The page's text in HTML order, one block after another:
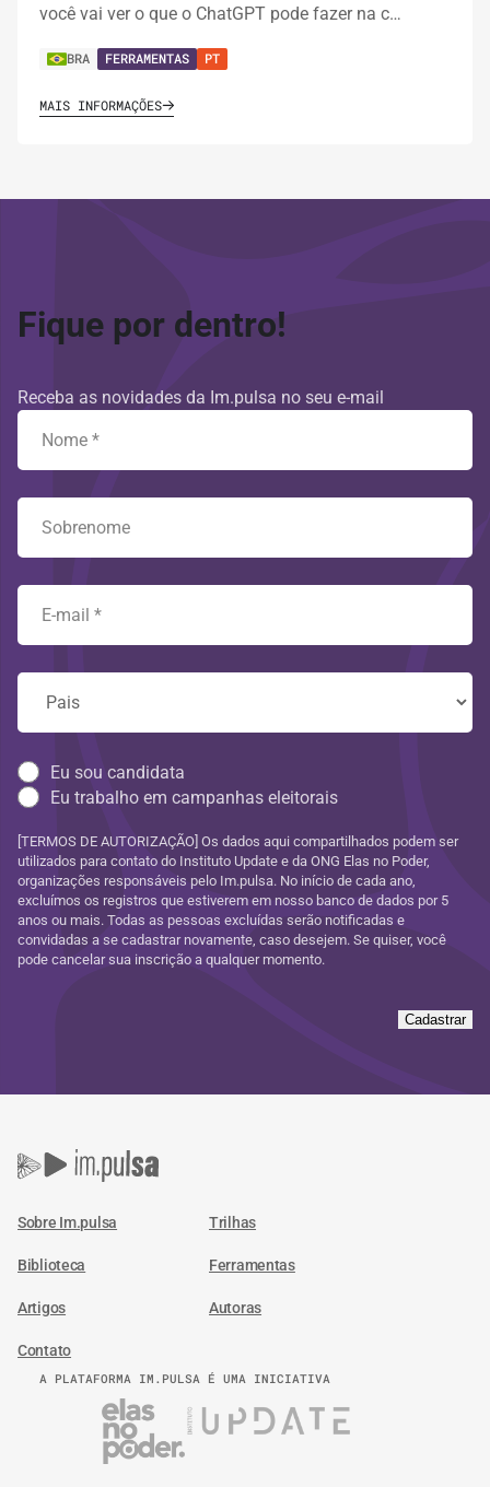
você vai ver o que o ChatGPT pode fazer na c…
BRA FERRAMENTAS PT
MAIS INFORMAÇÕES
Fique por dentro!
Receba as novidades da Im.pulsa no seu e-mail
Eu sou candidata
Eu trabalho em campanhas eleitorais
[TERMOS DE AUTORIZAÇÃO] Os dados aqui compartilhados podem ser
utilizados para contato do Instituto Update e da ONG Elas no Poder,
organizações responsáveis pelo Im.pulsa. No início de cada ano,
excluímos os registros que estiverem em nosso banco de dados por 5
anos ou mais. Todas as pessoas excluídas serão notificadas e
convidadas a se cadastrar novamente, caso desejem. Se quiser, você
pode cancelar sua inscrição a qualquer momento.
Cadastrar
Sobre Im.pulsa Trilhas
Biblioteca Ferramentas
Artigos Autoras
Contato
A PLATAFORMA IM.PULSA É UMA INICIATIVA